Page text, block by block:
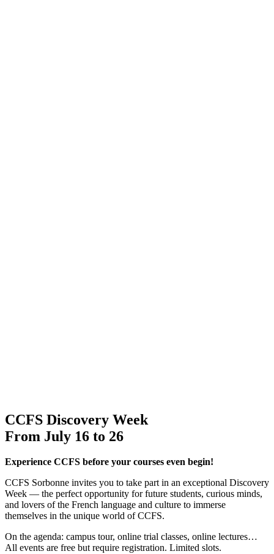
CCFS Discovery Week
From July 16 to 26
Experience CCFS before your courses even begin!
CCFS Sorbonne invites you to take part in an exceptional Discovery
Week — the perfect opportunity for future students, curious minds,
and lovers of the French language and culture to immerse
themselves in the unique world of CCFS.
On the agenda: campus tour, online trial classes, online lectures…
All events are free but require registration. Limited slots.